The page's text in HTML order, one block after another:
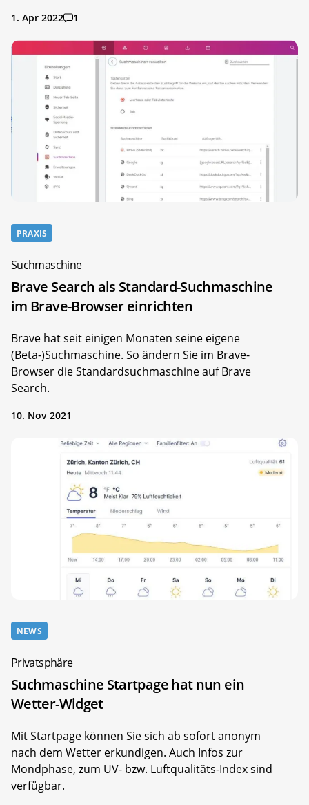
1. Apr 2022 1
PRAXIS
Suchmaschine
Brave Search als Standard-Suchmaschine
im Brave-Browser einrichten
Brave hat seit einigen Monaten seine eigene
(Beta-)Suchmaschine. So ändern Sie im Brave-
Browser die Standardsuchmaschine auf Brave
Search.
10. Nov 2021
NEWS
Privatsphäre
Suchmaschine Startpage hat nun ein
Wetter-Widget
Mit Startpage können Sie sich ab sofort anonym
nach dem Wetter erkundigen. Auch Infos zur
Mondphase, zum UV- bzw. Luftqualitäts-Index sind
verfügbar.